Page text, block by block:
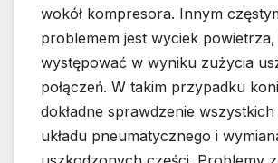
wokół kompresora. Innym
problemem jest wyciek
występować w wyniku zużycia
połączeń. W takim przypadku
dokładne sprawdzenie
układu pneumatycznego i